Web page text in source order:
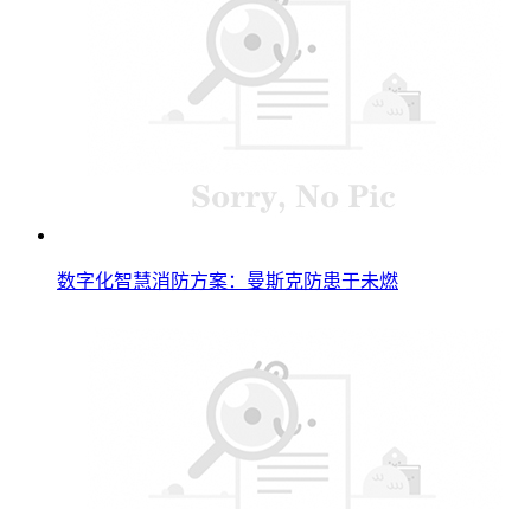
数字化智慧消防方案：曼斯克防患于未燃